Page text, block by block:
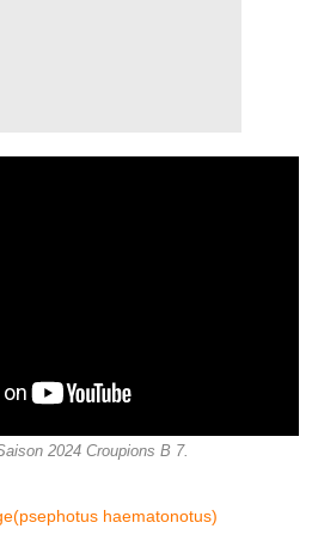
2024 Croupions B 7.
haematonotus)